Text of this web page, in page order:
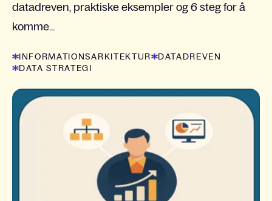
datadreven, praktiske eksempler og 6 steg for å
komme...
INFORMATIONSARKITEKTUR
DATADREVEN
DATA STRATEGI